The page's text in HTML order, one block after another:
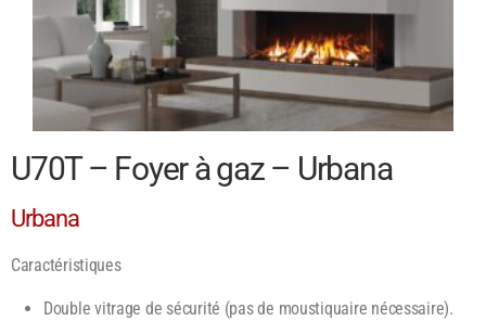
U70T – Foyer à gaz – Urbana
Urbana
Caractéristiques
Double vitrage de sécurité (pas de moustiquaire nécessaire).